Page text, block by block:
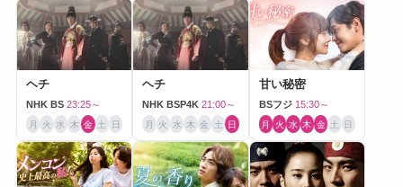
ヘチ
NHK BS 23:25～
月 火 水 木 金 土 日
ヘチ
NHK BSP4K 21:00～
月 火 水 木 金 土 日
甘い秘密
BSフジ 15:30～
月 火 水 木 金 土 日